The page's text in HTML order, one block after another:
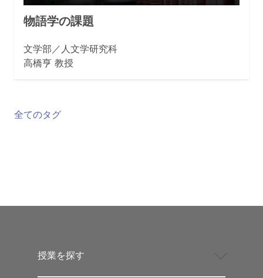
物語学の課題
文学部／人文学研究科
高橋亨 教授
全てのタグ
授業を探す